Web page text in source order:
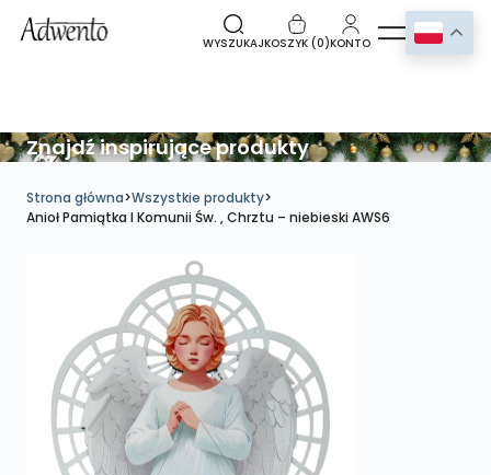
WYSZUKAJKOSZYK (0)KONTO
Znajdź inspirujące produkty
Strona główna>Wszystkie produkty>
Anioł Pamiątka I Komunii Św. , Chrztu – niebieski AWS6